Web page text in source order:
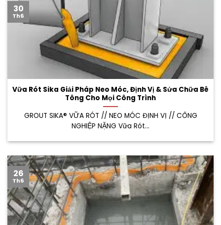
Vữa Rót Sika Giải Pháp Neo Móc, Định Vị & Sửa Chữa Bê
Tông Cho Mọi Công Trình
GROUT SIKA® VỮA RÓT // NEO MÓC ĐỊNH VỊ // CÔNG
NGHIỆP NẶNG Vữa Rót...
30
Th6
26
Th6